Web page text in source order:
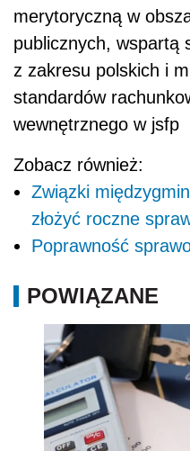
merytoryczną w
publicznych, wspartą
z zakresu polskich i
standardów
wewnętrznego w jsfp
Zobacz również:
Związki
złożyć roczne
Poprawność
POWIĄZANE